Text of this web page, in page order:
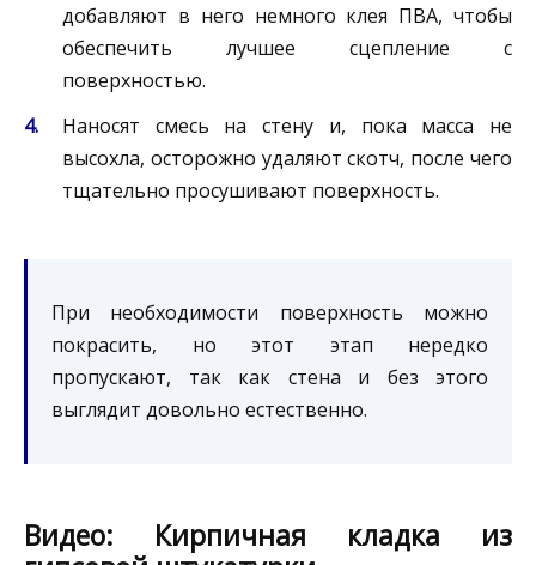
добавляют в него немного клея ПВА, чтобы
обеспечить лучшее сцепление с
поверхностью.
Наносят смесь на стену и, пока масса не
высохла, осторожно удаляют скотч, после чего
тщательно просушивают поверхность.
При необходимости поверхность можно
покрасить, но этот этап нередко
пропускают, так как стена и без этого
выглядит довольно естественно.
Видео: Кирпичная кладка из